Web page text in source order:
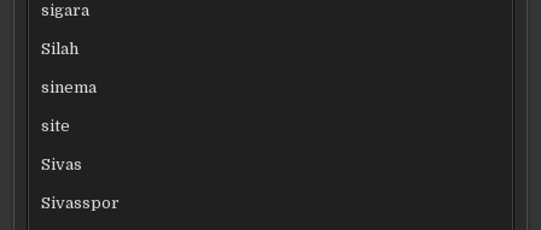
sigara
Silah
sinema
site
Sivas
Sivasspor